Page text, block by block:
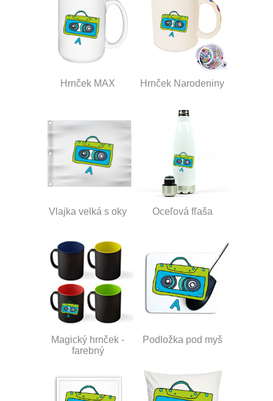
Hrnček MAX Hrnček Narodeniny
Vlajka velká s oky Oceľová fľaša
Magický hrnček -
farebný
Podložka pod myš